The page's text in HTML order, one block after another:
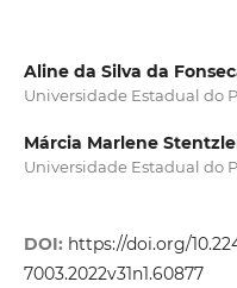
Aline da Silva da
Universidade Estadual do
Márcia Marlene
Universidade Estadual do
DOI: https://doi.org/
7003.2022v31n1.60877